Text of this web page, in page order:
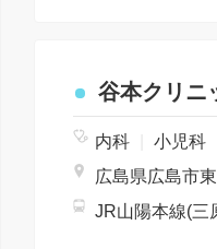
谷本クリニ
内科 小児科
広島県広島市
JR山陽本線(三